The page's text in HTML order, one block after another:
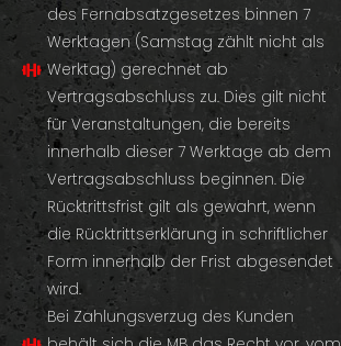
des Fernabsatzgesetzes binnen 7
Werktagen (Samstag zählt nicht als
Werktag) gerechnet ab
Vertragsabschluss zu. Dies gilt nicht
für Veranstaltungen, die bereits
innerhalb dieser 7 Werktage ab dem
Vertragsabschluss beginnen. Die
Rücktrittsfrist gilt als gewahrt, wenn
die Rücktrittserklärung in schriftlicher
Form innerhalb der Frist abgesendet
wird.
Bei Zahlungsverzug des Kunden